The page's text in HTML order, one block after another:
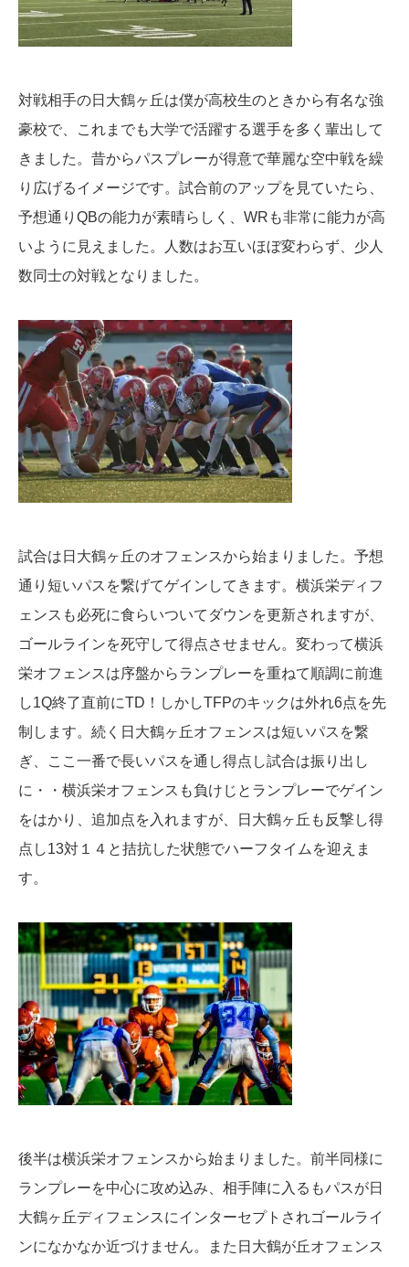
対戦相手の日大鶴ヶ丘は僕が高校生のときから有名な強
豪校で、これまでも大学で活躍する選手を多く輩出して
きました。昔からパスプレーが得意で華麗な空中戦を繰
り広げるイメージです。試合前のアップを見ていたら、
予想通りQBの能力が素晴らしく、WRも非常に能力が高
いように見えました。人数はお互いほぼ変わらず、少人
数同士の対戦となりました。
試合は日大鶴ヶ丘のオフェンスから始まりました。予想
通り短いパスを繋げてゲインしてきます。横浜栄ディフ
ェンスも必死に食らいついてダウンを更新されますが、
ゴールラインを死守して得点させません。変わって横浜
栄オフェンスは序盤からランプレーを重ねて順調に前進
し1Q終了直前にTD！しかしTFPのキックは外れ6点を先
制します。続く日大鶴ヶ丘オフェンスは短いパスを繋
ぎ、ここ一番で長いパスを通し得点し試合は振り出し
に・・横浜栄オフェンスも負けじとランプレーでゲイン
をはかり、追加点を入れますが、日大鶴ヶ丘も反撃し得
点し13対１４と拮抗した状態でハーフタイムを迎えま
す。
後半は横浜栄オフェンスから始まりました。前半同様に
ランプレーを中心に攻め込み、相手陣に入るもパスが日
大鶴ヶ丘ディフェンスにインターセプトされゴールライ
ンになかなか近づけません。また日大鶴が丘オフェンス